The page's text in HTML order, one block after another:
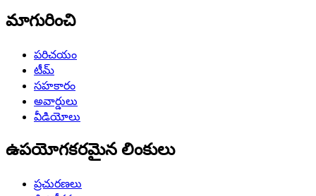
మాగురించి
పరిచయం
టీమ్
సహకారం
అవార్డులు
వీడియోలు
ఉపయోగకరమైన లింకులు
ప్రచురణలు